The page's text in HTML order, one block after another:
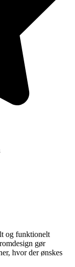
og funktionelt
gør
hvor der ønskes